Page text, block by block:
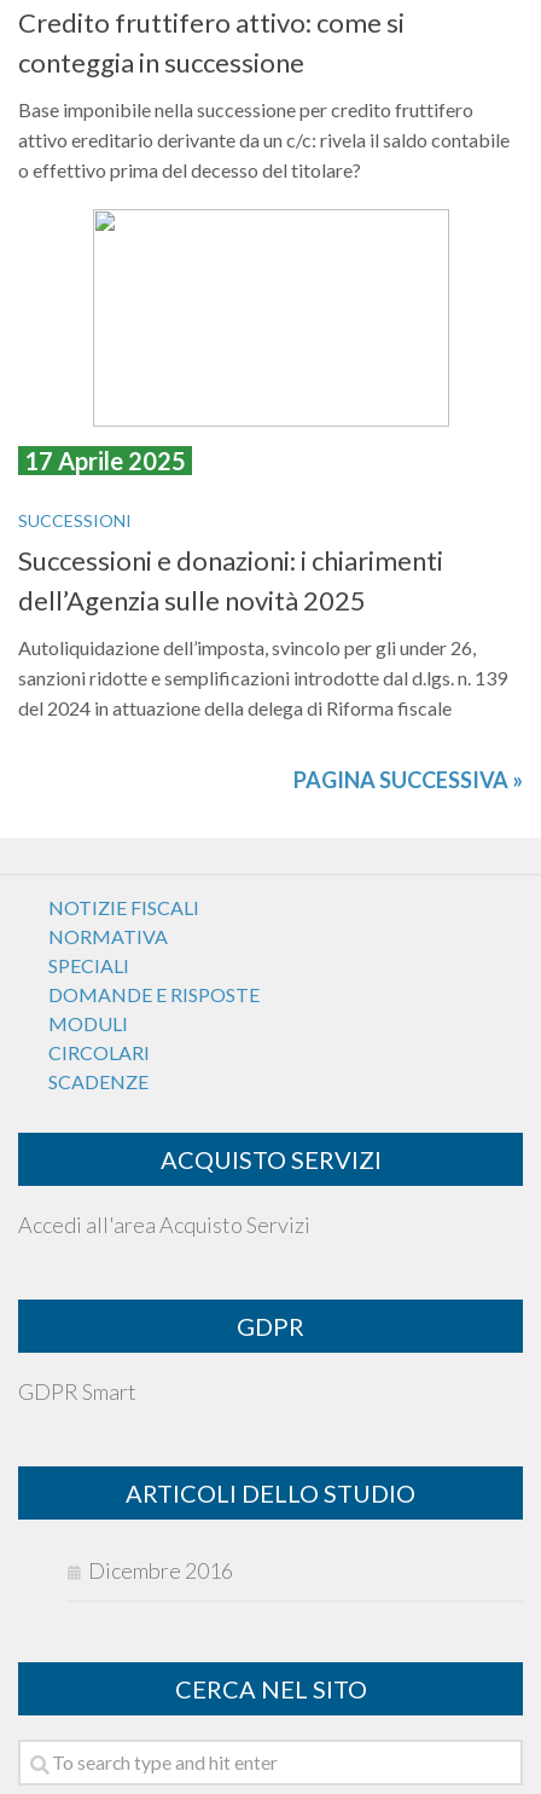
Credito fruttifero attivo: come si
conteggia in successione
Base imponibile nella successione per credito fruttifero
attivo ereditario derivante da un c/c: rivela il saldo contabile
o effettivo prima del decesso del titolare?
17 Aprile 2025
SUCCESSIONI
Successioni e donazioni: i chiarimenti
dell’Agenzia sulle novità 2025
Autoliquidazione dell’imposta, svincolo per gli under 26,
sanzioni ridotte e semplificazioni introdotte dal d.lgs. n. 139
del 2024 in attuazione della delega di Riforma fiscale
PAGINA SUCCESSIVA »
NOTIZIE FISCALI
NORMATIVA
SPECIALI
DOMANDE E RISPOSTE
MODULI
CIRCOLARI
SCADENZE
ACQUISTO SERVIZI
Accedi all'area Acquisto Servizi
GDPR
GDPR Smart
ARTICOLI DELLO STUDIO
Dicembre 2016
CERCA NEL SITO